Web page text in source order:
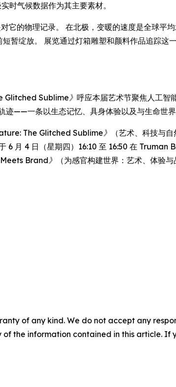
气候数据作为其主要素材。
它的物理记录。 在北极，变暖的速度是全球平
暂绽放。 展览通过灯箱雕塑和颜料作品追踪这
Glitched Sublime》 呼应本届艺术节聚焦人工智
——一条以生态记忆、具身体验以及与生命世界
The Glitched Sublime》
（艺术、科技与
6 月 4 日（星期四）16:10 至 16:50 在
Brand》
（为感官构建世界：艺术、体验与
of any kind. We do not accept any
the information contained in this article. If